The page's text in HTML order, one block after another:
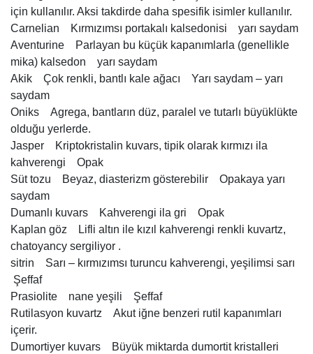
için kullanılır. Aksi takdirde daha spesifik isimler kullanılır.
Carnelian Kırmızımsı portakalı kalsedonisi yarı saydam
Aventurine Parlayan bu küçük kapanımlarla (genellikle
mika) kalsedon yarı saydam
Akik Çok renkli, bantlı kale ağacı Yarı saydam – yarı
saydam
Oniks Agrega, bantların düz, paralel ve tutarlı büyüklükte
olduğu yerlerde.
Jasper Kriptokristalin kuvars, tipik olarak kırmızı ila
kahverengi Opak
Süt tozu Beyaz, diasterizm gösterebilir Opakaya yarı
saydam
Dumanlı kuvars Kahverengi ila gri Opak
Kaplan göz Lifli altın ile kızıl kahverengi renkli kuvartz,
chatoyancy sergiliyor .
sitrin Sarı – kırmızımsı turuncu kahverengi, yeşilimsi sarı
Şeffaf
Prasiolite nane yeşili Şeffaf
Rutilasyon kuvartz Akut iğne benzeri rutil kapanımları
içerir.
Dumortiyer kuvars Büyük miktarda dumortit kristalleri